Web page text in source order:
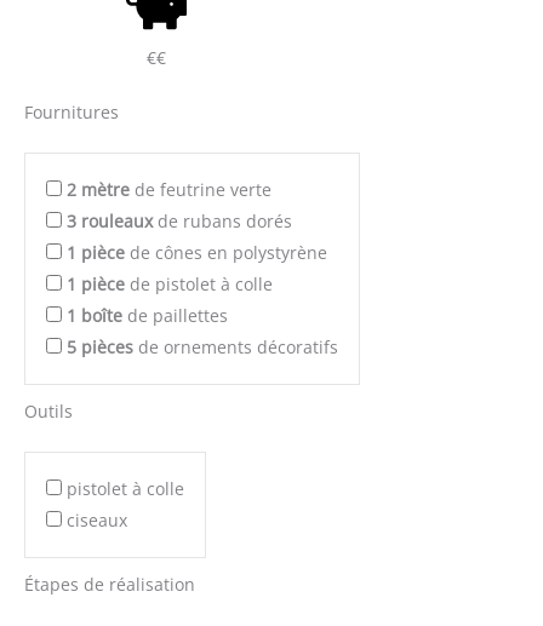
€€
Fournitures
2 mètre de feutrine verte
3 rouleauxde rubans dorés
1 pièce de cônes en polystyrène
1 pièce de pistolet à colle
1 boîte de paillettes
5 pièces de ornements décoratifs
Outils
pistolet à colle
ciseaux
Étapes de réalisation